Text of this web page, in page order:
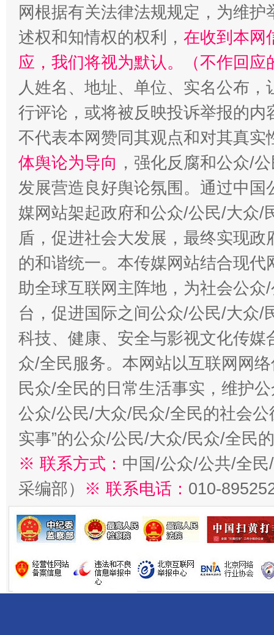
“蜀中异人”王建安的艺术幻境
网根据有关法律法规规定，为维
述权和知情权的权利， 在收到本网
应，我们将视为默认。（不作回应
人姓名、地址、单位、实名公布
行评论，或将被反映投诉举报的
不代表本网赞同其观点和对其真实
体舆论为导向 ，强化反腐和公众/
发展营造良好舆论氛围。通过中
媒网站架起政府和公众/公民/大众/
盾，促进社会大发展，最终实现
的和谐统一。本传媒网站结合现
助全球互联网主阵地，为社会公
台，促进国际之间公众/公民/大众/
科技、健康、安全与影视文化传
众/全民服务。本网站以互联网网
民众/全民的日常生活事实，维护
公众/公民/大众/民众/全民的社会公
实事”的公众/公民/大众/民众/全民
※ 联系方式： 中国/公众/公共/全
采编部） ※ 联系电话： 010-